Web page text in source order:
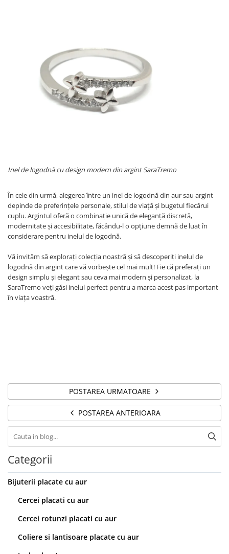
Inel de logodnă cu design modern din argint SaraTremo
În cele din urmă, alegerea între un inel de logodnă din aur sau argint
depinde de preferințele personale, stilul de viață și bugetul fiecărui
cuplu. Argintul oferă o combinație unică de eleganță discretă,
modernitate și accesibilitate, făcându-l o opțiune demnă de luat în
considerare pentru inelul de logodnă.
Vă invităm să explorați colecția noastră și să descoperiți inelul de
logodnă din argint care vă vorbește cel mai mult! Fie că preferați un
design simplu și elegant sau ceva mai modern și personalizat, la
SaraTremo veți găsi inelul perfect pentru a marca acest pas important
în viața voastră.
POSTAREA URMATOARE
POSTAREA ANTERIOARA
Categorii
Bijuterii placate cu aur
Cercei placati cu aur
Cercei rotunzi placati cu aur
Coliere si lantisoare placate cu aur